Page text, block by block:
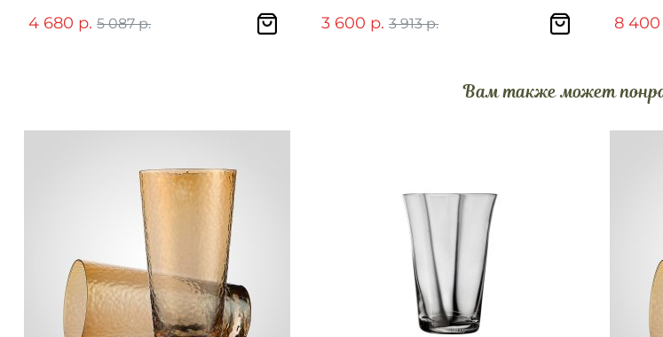
4 680 р. 5 087 р. 3 600 р. 3 913 р. 8 400
Вам также может